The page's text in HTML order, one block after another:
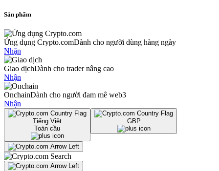
Sản phẩm
Ứng dụng Crypto.comDành cho người dùng hàng ngày
Nhận
Giao dịchDành cho trader nâng cao
Nhận
OnchainDành cho người đam mê web3
Nhận
Tiếng Việt
Toàn cầu
GBP